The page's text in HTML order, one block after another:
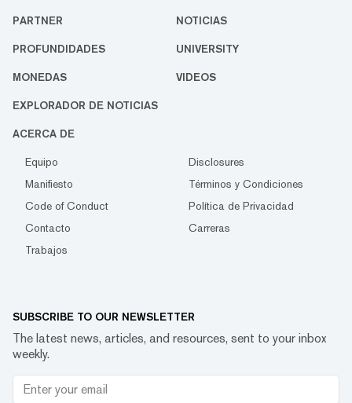
PARTNER NOTICIAS
PROFUNDIDADES UNIVERSITY
MONEDAS VIDEOS
EXPLORADOR DE NOTICIAS
ACERCA DE
Equipo
Disclosures
Manifiesto
Términos y Condiciones
Code of Conduct
Política de Privacidad
Contacto
Carreras
Trabajos
SUBSCRIBE TO OUR NEWSLETTER
The latest news, articles, and resources, sent to your inbox
weekly.